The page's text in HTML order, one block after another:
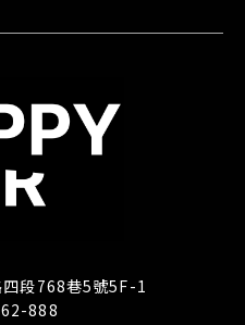
段768巷5號5F-1
888